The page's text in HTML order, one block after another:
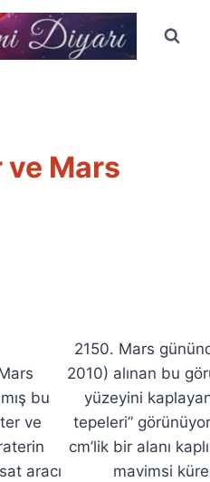
ve Mars
bu
ve
aracı
2150. Mars
2010) alınan bu
yüzeyini
tepeleri”
cm’lik bir alanı
mavimsi